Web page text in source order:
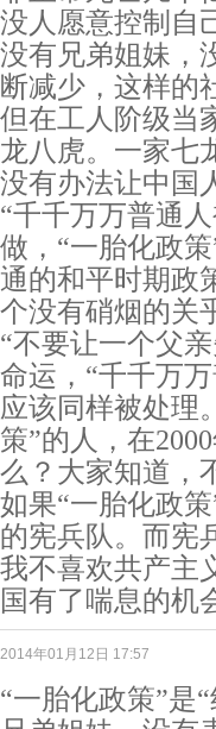
没人愿意控制自
没有兄弟姐妹，
断减少，这样的
但在工人阶级当
龙八虎。一家七
没有办法让中国
“千千万万普通
做，“一胎化政
通的和平时期政
个没有硝烟的关
“不要让一个父
命运，“千千万
应该同样被处理
策”的人，在
么？大家知道，
如果“一胎化政
的宪兵队。而宪
我不喜欢共产主
国有了喘息的机
2014年01月12日 17:57
“一胎化政策”是